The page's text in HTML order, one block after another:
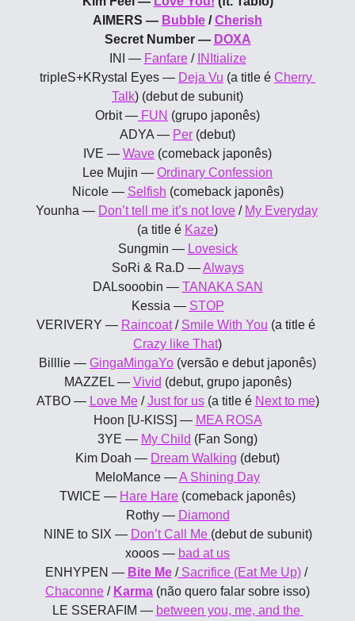
AIMERS — Bubble / Cherish
Secret Number — DOXA
INI — Fanfare / INItialize
tripleS+KRystal Eyes — Deja Vu (a title é Cherry
Talk) (debut de subunit)
Orbit — FUN (grupo japonês)
ADYA — Per (debut)
IVE — Wave (comeback japonês)
Lee Mujin — Ordinary Confession
Nicole — Selfish (comeback japonês)
Younha — Don’t tell me it’s not love / My Everyday
(a title é Kaze)
Sungmin — Lovesick
SoRi & Ra.D — Always
DALsooobin — TANAKA SAN
Kessia — STOP
VERIVERY — Raincoat / Smile With You
Crazy like That)
Billlie — GingaMingaYo (versão e debut japonês)
MAZZEL — Vivid (debut, grupo japonês)
ATBO — Love Me / Just for us (a title é Next to me)
Hoon [U-KISS] — MEA ROSA
3YE — My Child (Fan Song)
Kim Doah — Dream Walking (debut)
MeloMance — A Shining Day
TWICE — Hare Hare (comeback japonês)
Rothy — Diamond
NINE to SIX — Don’t Call Me (debut de subunit)
xooos — bad at us
ENHYPEN — Bite Me / Sacrifice (Eat Me Up) /
Chaconne / Karma (não quero falar sobre isso)
LE SSERAFIM — between you, me, and the